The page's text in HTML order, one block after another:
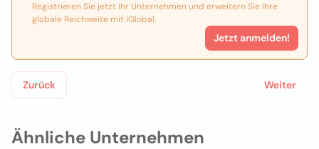
Ähnliche Unternehmen
Registrieren Sie jetzt Ihr Unternehmen und erweitern Sie Ihre
globale Reichweite mit iGlobal.
Jetzt anmelden!
Zurück Weiter